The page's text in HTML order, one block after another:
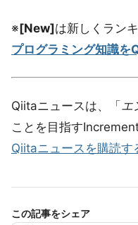
※[New]は新しくラン
プログラミング知識を
Qiitaニュースは、「 エ
ことを目指す
Qiitaニュースを購読す
この記事をシェア